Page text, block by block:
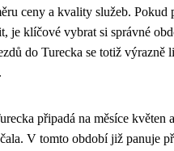
ceny a kvality služeb. Pokud
je klíčové vybrat si správné
do Turecka se totiž výrazně
připadá na měsíce květen
V tomto období již panuje